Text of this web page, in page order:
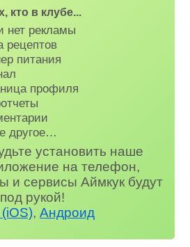
кто в клубе...
нет рекламы
рецептов
питания
профиля
другое…
установить наше
на телефон,
и сервисы Аймкук будут
рукой!
,Андроид